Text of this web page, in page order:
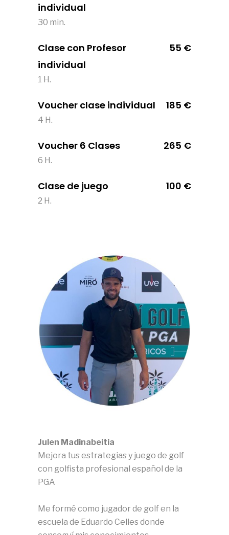
individual
30 min.
Clase con Profesor
individual
55 €
1 H.
Voucher clase individual 185 €
4 H.
Voucher 6 Clases 265 €
6 H.
Clase de juego 100 €
2 H.
Julen Madinabeitia
Mejora tus estrategias y juego de golf
con golfista profesional español de la
PGA
Me formé como jugador de golf en la
escuela de Eduardo Celles donde